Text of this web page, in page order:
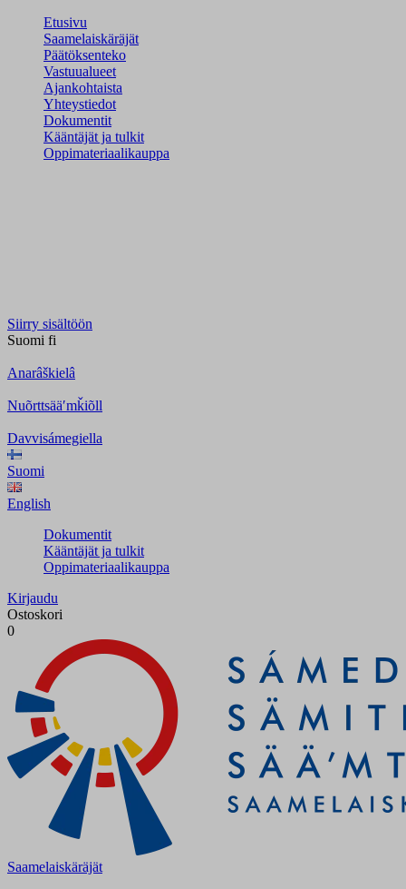
Etusivu
Saamelaiskäräjät
Päätöksenteko
Vastuualueet
Ajankohtaista
Yhteystiedot
Dokumentit
Kääntäjät ja tulkit
Oppimateriaalikauppa
Siirry sisältöön
Suomi fi
Anarâškielâ
Nuõrttsääʹmǩiõll
Davvisámegiella
Suomi
English
Dokumentit
Kääntäjät ja tulkit
Oppimateriaalikauppa
Kirjaudu
Ostoskori
0
Saamelaiskäräjät